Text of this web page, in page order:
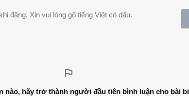
đăng. Xin vui lòng gõ tiếng Việt có dấu.
nào, hãy trở thành người đầu tiên bình luận cho bài